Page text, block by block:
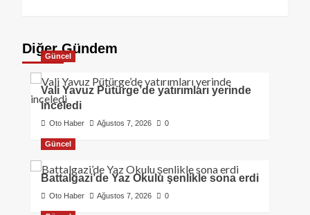
Diğer Gündem
Güncel
Vali Yavuz Pütürge’de yatırımları yerinde
inceledi
Oto Haber Ağustos 7, 2026 0
Güncel
Battalgazi’de Yaz Okulu şenlikle sona erdi
Oto Haber Ağustos 7, 2026 0